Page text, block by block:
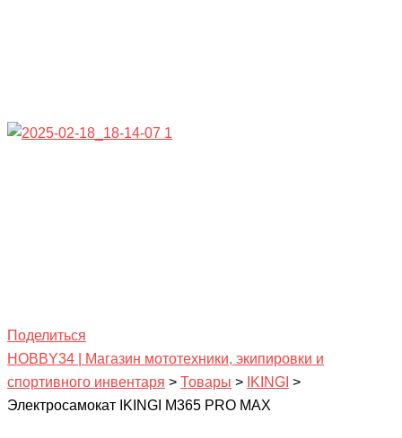
Поделиться
HOBBY34 | Магазин мототехники, экипировки и
спортивного инвентаря > Товары > IKINGI >
Электросамокат IKINGI M365 PRO MAX